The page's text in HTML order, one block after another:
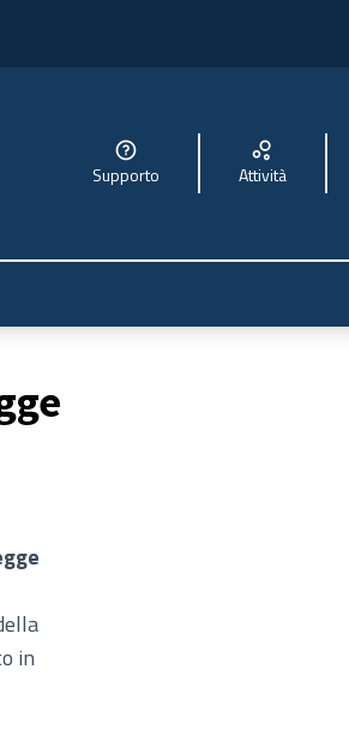
Supporto Attività
in